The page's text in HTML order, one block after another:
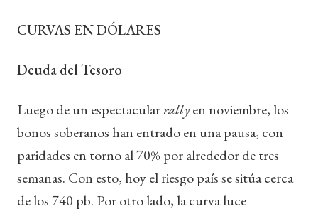
CURVAS EN DÓLARES
Deuda del Tesoro
Luego de un espectacularrallyen noviembre, los
bonos soberanos han entrado en una pausa, con
paridades en torno al 70% por alrededor de tres
semanas. Con esto, hoy el riesgo país se sitúa cerca
de los 740 pb. Por otro lado, la curva luce